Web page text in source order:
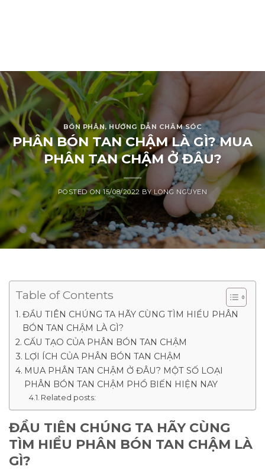
BÓN PHÂN, HƯỚNG DẪN CHĂM SÓC
PHÂN BÓN TAN CHẬM LÀ GÌ? MUA
PHÂN TAN CHẬM Ở ĐÂU?
POSTED ON15/08/2022 BYLONG NGUYEN
Table of Contents
ĐẦU TIÊN CHÚNG TA HÃY CÙNG TÌM HIỂU PHÂN
BÓN TAN CHẬM LÀ GÌ?
CẤU TẠO CỦA PHÂN BÓN TAN CHẬM
LỢI ÍCH CỦA PHÂN BÓN TAN CHẬM
MUA PHÂN TAN CHẬM Ở ĐÂU? MỘT SỐ LOẠI
PHÂN BÓN TAN CHẬM PHỔ BIẾN HIỆN NAY
Related posts:
ĐẦU TIÊN CHÚNG TA HÃY CÙNG
TÌM HIỂU PHÂN BÓN TAN CHẬM LÀ
GÌ?